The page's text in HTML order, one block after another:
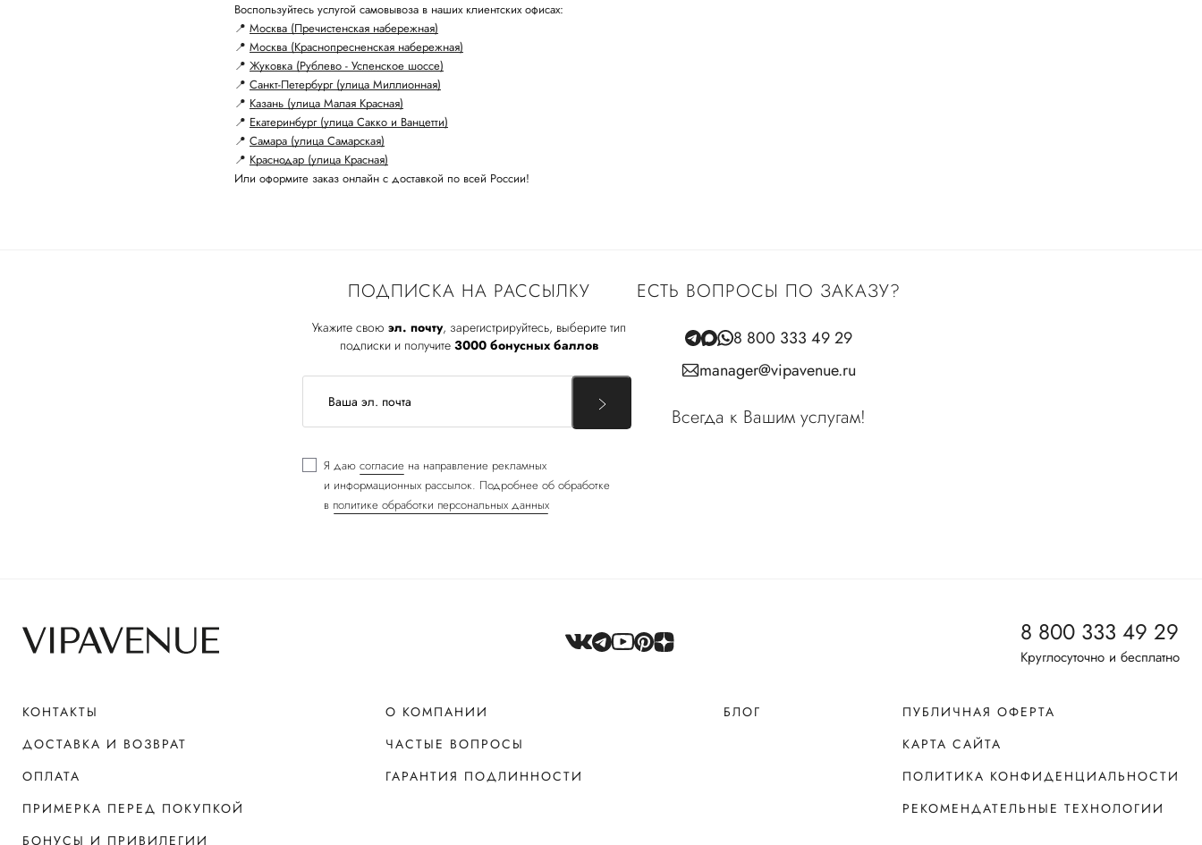
Воспользуйтесь услугой самовывоза в наших клиентских офисах:
📍 Москва (Пречистенская набережная)
📍 Москва (Краснопресненская набережная)
📍 Жуковка (Рублево - Успенское шоссе)
📍 Санкт-Петербург (улица Миллионная)
📍 Казань (улица Малая Красная)
📍 Екатеринбург (улица Сакко и Ванцетти)
📍 Самара (улица Самарская)
📍 Краснодар (улица Красная)
Или оформите заказ онлайн с доставкой по всей России!
ПОДПИСКА НА РАССЫЛКУ
Укажите свою эл. почту, зарегистрируйтесь, выберите тип
подписки и получите 3000 бонусных баллов
Я даю согласие на направление рекламных
и информационных рассылок. Подробнее об обработке
в политике обработки персональных данных
ЕСТЬ ВОПРОСЫ ПО ЗАКАЗУ?
8 800 333 49 29
manager@vipavenue.ru
Всегда к Вашим услугам!
8 800 333 49 29
Круглосуточно и бесплатно
КОНТАКТЫ
ДОСТАВКА И ВОЗВРАТ
ОПЛАТА
ПРИМЕРКА ПЕРЕД ПОКУПКОЙ
БОНУСЫ И ПРИВИЛЕГИИ
О КОМПАНИИ
ЧАСТЫЕ ВОПРОСЫ
ГАРАНТИЯ ПОДЛИННОСТИ
БЛОГ
ПУБЛИЧНАЯ ОФЕРТА
КАРТА САЙТА
ПОЛИТИКА КОНФИДЕНЦИАЛЬНОСТИ
РЕКОМЕНДАТЕЛЬНЫЕ ТЕХНОЛОГИИ